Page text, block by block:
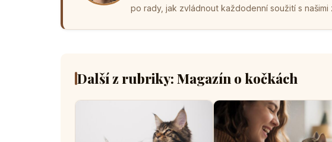
po rady, jak zvládnout každodenní soužití s našimi
Další z rubriky: Magazín o kočkách